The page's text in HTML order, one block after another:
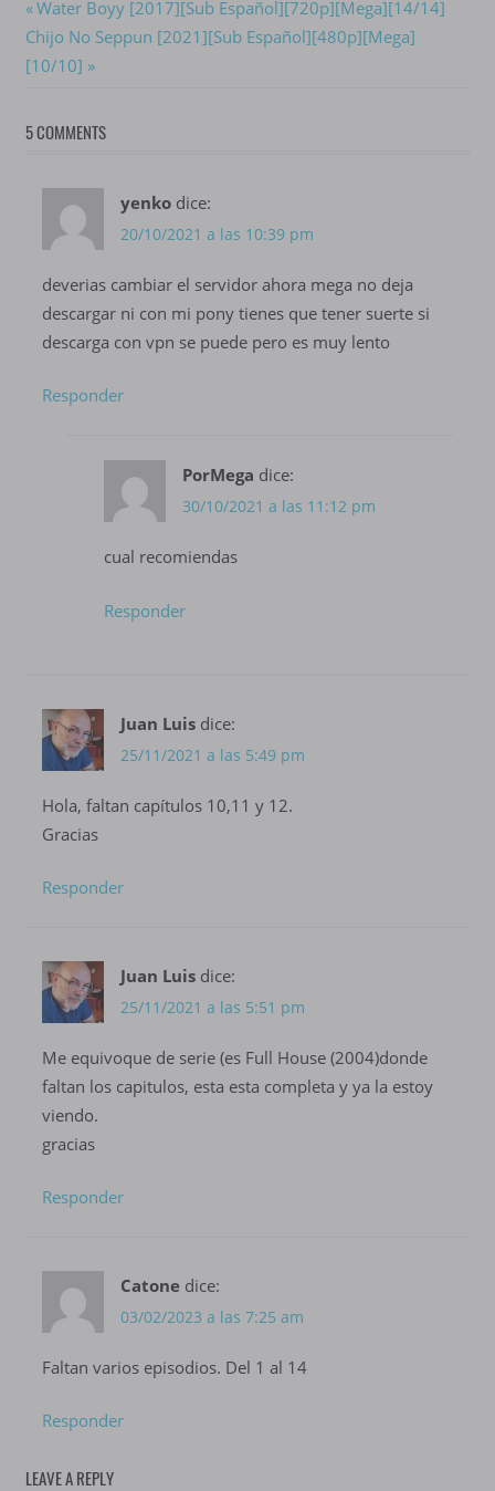
Navegación
de
Previous
Post:
Water Boyy [2017][Sub Español][720p][Mega][14/14]
Next
Post:
Chijo No Seppun [2021][Sub Español][480p][Mega]
[10/10]
5 COMMENTS
yenko dice:
20/10/2021 a las 10:39 pm
deverias cambiar el servidor ahora mega no deja
descargar ni con mi pony tienes que tener suerte si
descarga con vpn se puede pero es muy lento
Responder
PorMega dice:
30/10/2021 a las 11:12 pm
cual recomiendas
Responder
Juan Luis dice:
25/11/2021 a las 5:49 pm
Hola, faltan capítulos 10,11 y 12.
Gracias
Responder
Juan Luis dice:
25/11/2021 a las 5:51 pm
Me equivoque de serie (es Full House (2004)donde
faltan los capitulos, esta esta completa y ya la estoy
viendo.
gracias
Responder
Catone dice:
03/02/2023 a las 7:25 am
Faltan varios episodios. Del 1 al 14
Responder
LEAVE A REPLY